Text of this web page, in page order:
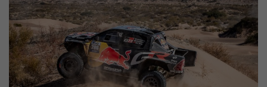
Politica
Sociedad
Contacto